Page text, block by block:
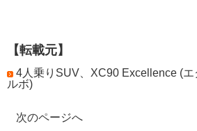
【転載元】
4人乗りSUV、XC90 Excellence (
ルボ)
次のページへ